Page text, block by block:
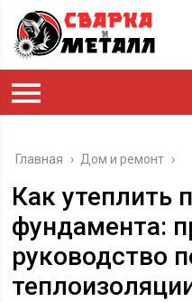
Главная › Дом и ремонт ›
Как утеплить
фундамента:
руководство